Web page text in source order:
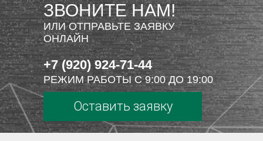
ЗВОНИТЕ НАМ!
ИЛИ ОТПРАВЬТЕ ЗАЯВКУ
ОНЛАЙН
+7 (920) 924-71-44
РЕЖИМ РАБОТЫ С 9:00 ДО 19:00
Оставить заявку